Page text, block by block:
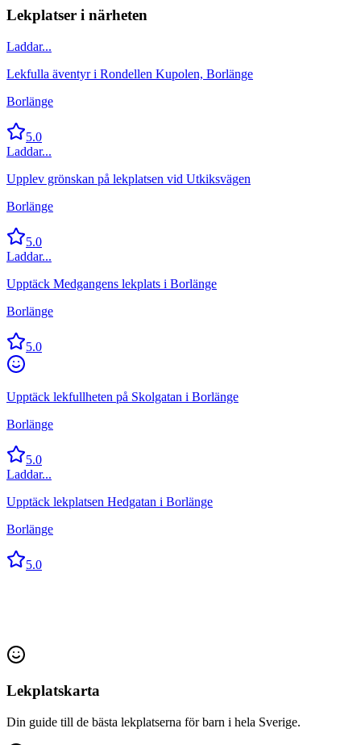
Lekplatser i närheten
Laddar...
Lekfulla äventyr i Rondellen Kupolen, Borlänge
Borlänge
5.0
Laddar...
Upplev grönskan på lekplatsen vid Utkiksvägen
Borlänge
5.0
Laddar...
Upptäck Medgangens lekplats i Borlänge
Borlänge
5.0
Upptäck lekfullheten på Skolgatan i Borlänge
Borlänge
5.0
Laddar...
Upptäck lekplatsen Hedgatan i Borlänge
Borlänge
5.0
Lekplatskarta
Din guide till de bästa lekplatserna för barn i hela Sverige.